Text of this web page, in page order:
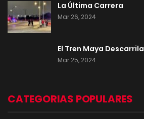
La Última Carrera
Mar 26, 2024
El Tren Maya Descarrila
Mar 25, 2024
CATEGORIAS POPULARES